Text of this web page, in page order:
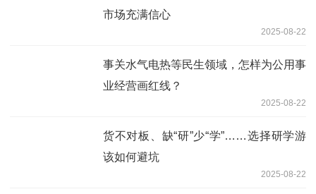
市场充满信心
2025-08-22
事关水气电热等民生领域，怎样为公用事
业经营画红线？
2025-08-22
货不对板、缺“研”少“学”……选择研学游
该如何避坑
2025-08-22